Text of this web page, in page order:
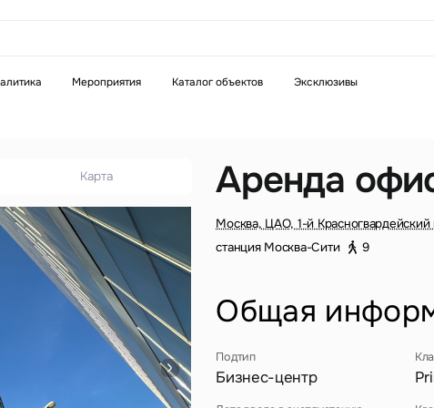
Мероприятия Каталог объектов Эксклюзивы
Аренда
Москва, ЦАО, 1-й Красногвардейский
станция Москва-Сити
9
Общая
Подтип
Бизнес-центр
Карта
звонок
поле
неверный формат
Это обязательное поле
поле